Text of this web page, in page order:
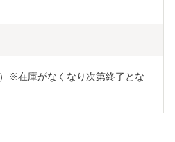
※在庫がなくなり次第終了とな